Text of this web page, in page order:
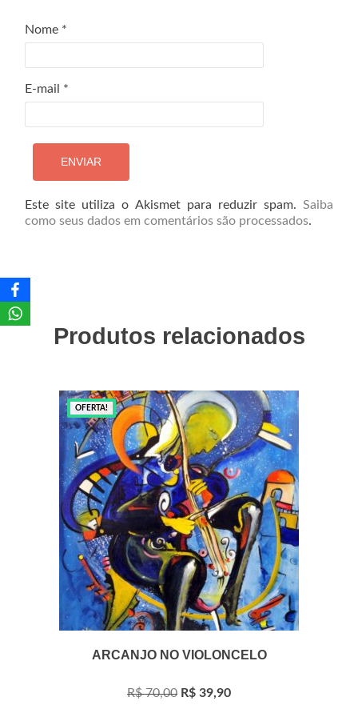
Nome *
E-mail *
Este site utiliza o Akismet para reduzir spam. Saiba
como seus dados em comentários são processados.
Produtos relacionados
OFERTA!
ARCANJO NO VIOLONCELO
R$70,00 O
R$ 39,90O